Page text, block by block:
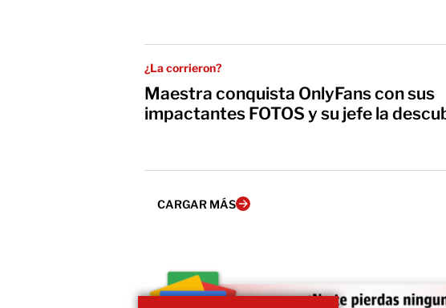
¿La corrieron?
Maestra conquista OnlyFans con sus
impactantes FOTOS y su jefe la
CARGAR MÁS